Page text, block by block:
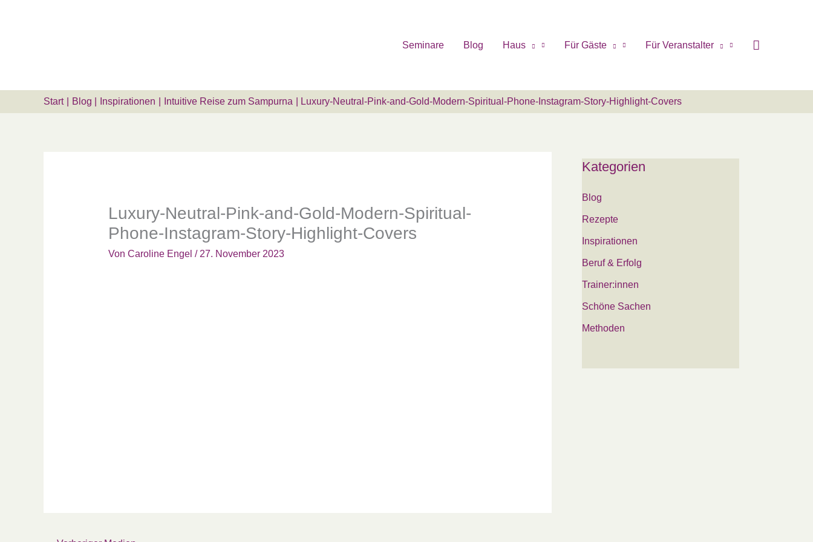
Seminare Blog Haus Für Gäste Für Veranstalter
Start Blog Inspirationen Intuitive Reise zum Sampurna Luxury-Neutral-Pink-and-Gold-Modern-Spiritual-Phone-Instagram-Story-Highlight-Covers
Luxury-Neutral-Pink-and-Gold-Modern-Spiritual-
Phone-Instagram-Story-Highlight-Covers
Von Caroline Engel / 27. November 2023
Kategorien
Blog
Rezepte
Inspirationen
Beruf & Erfolg
Trainer:innen
Schöne Sachen
Methoden